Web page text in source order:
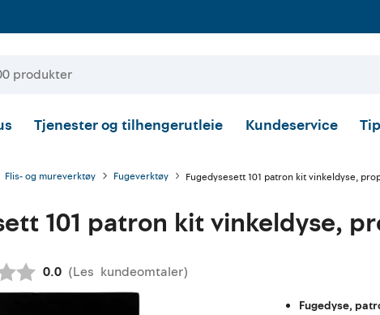
Tjenester og tilhengerutleie Kundeservice
Flis- og mureverktøy Fugeverktøy Fugedysesett 101 patron kit vinkeldyse,
101 patron kit vinkeldyse,
Gjennomsnittskarakter:
0.0 (Les kundeomtaler)
Fugedyse,